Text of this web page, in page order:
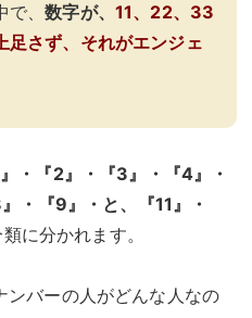
で、数字が、 11、22、33
足さず、それがエンジェ
・『2』・『3』・『4』・
・『9』・と、『11』・
に分かれます。
ンバーの人がどんな人なの